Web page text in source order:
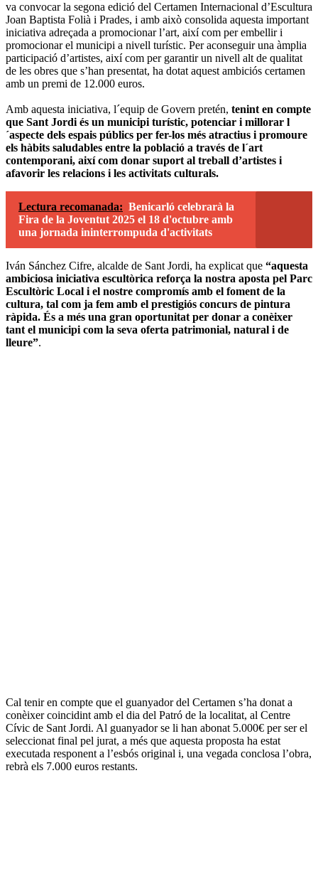
va convocar la segona edició del Certamen Internacional d’Escultura
Joan Baptista Folià i Prades, i amb això consolida aquesta important
iniciativa adreçada a promocionar l’art, així com per embellir i
promocionar el municipi a nivell turístic. Per aconseguir una àmplia
participació d’artistes, així com per garantir un nivell alt de qualitat
de les obres que s’han presentat, ha dotat aquest ambiciós certamen
amb un premi de 12.000 euros.
Amb aquesta iniciativa, l´equip de Govern pretén, tenint en compte
que Sant Jordi és un municipi turístic, potenciar i millorar l
´aspecte dels espais públics per fer-los més atractius i promoure
els hàbits saludables entre la població a través de l´art
contemporani, així com donar suport al treball d’artistes i
afavorir les relacions i les activitats culturals.
Lectura recomanada: Benicarló celebrarà la
Fira de la Joventut 2025 el 18 d'octubre amb
una jornada ininterrompuda d'activitats
Iván Sánchez Cifre, alcalde de Sant Jordi, ha explicat que “aquesta
ambiciosa iniciativa escultòrica reforça la nostra aposta pel Parc
Escultòric Local i el nostre compromís amb el foment de la
cultura, tal com ja fem amb el prestigiós concurs de pintura
ràpida. És a més una gran oportunitat per donar a conèixer
tant el municipi com la seva oferta patrimonial, natural i de
lleure”.
Cal tenir en compte que el guanyador del Certamen s’ha donat a
conèixer coincidint amb el dia del Patró de la localitat, al Centre
Cívic de Sant Jordi. Al guanyador se li han abonat 5.000€ per ser el
seleccionat final pel jurat, a més que aquesta proposta ha estat
executada responent a l’esbós original i, una vegada conclosa l’obra,
rebrà els 7.000 euros restants.